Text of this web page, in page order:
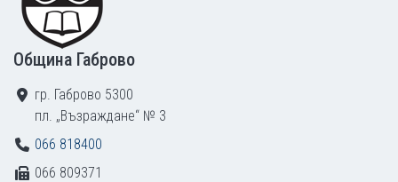
Община Габрово
гр. Габрово 5300
пл. „Възраждане“ № 3
066 818400
066 809371